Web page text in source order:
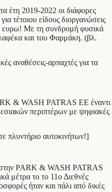
έτη 2019-2022 οι διάφορες
τέτοιου είδους διοργανώσεις
ευρω! Με τη συνδρομή φυσικά
και του Φαρμάκη. (βλ.
αναθέσεις-αρπαχτές για τα
& WASH PATRAS ΕΕ έναντι
περιπτέρων με ψηφιακές
πλυντήριο αυτοκινήτων!]
PARK & WASH PATRAS
μέτρα το το 11ο Διεθνές
ήταν και πάλι από δικές